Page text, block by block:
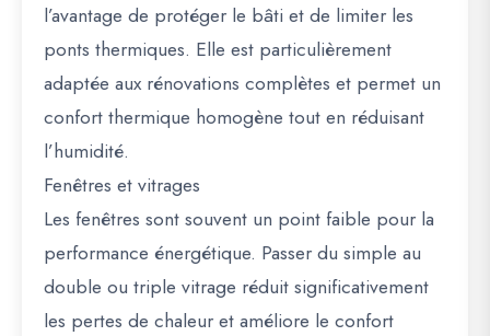
l’avantage de protéger le bâti et de limiter les
ponts thermiques. Elle est particulièrement
adaptée aux rénovations complètes et permet un
confort thermique homogène tout en réduisant
l’humidité.
Fenêtres et vitrages
Les fenêtres sont souvent un point faible pour la
performance énergétique. Passer du simple au
double ou triple vitrage réduit significativement
les pertes de chaleur et améliore le confort